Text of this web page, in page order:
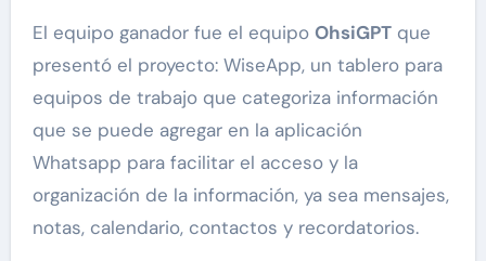
El equipo ganador fue el equipo OhsiGPTque
presentó el proyecto: WiseApp, un tablero para
equipos de trabajo que categoriza información
que se puede agregar en la aplicación
Whatsapp para facilitar el acceso y la
organización de la información, ya sea mensajes,
notas, calendario, contactos y recordatorios.